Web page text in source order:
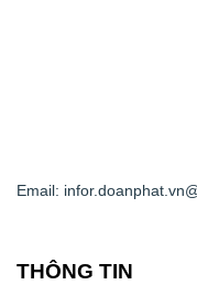
Email:
THÔNG TIN